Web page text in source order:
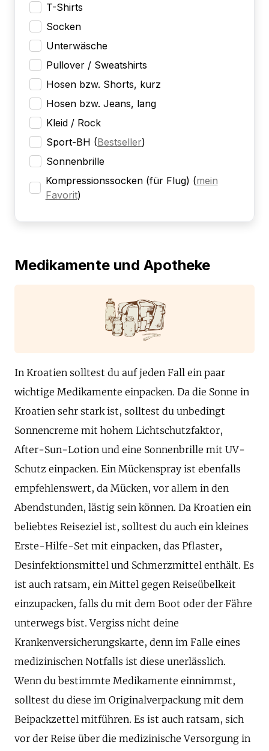
T-Shirts
Socken
Unterwäsche
Pullover / Sweatshirts
Hosen bzw. Shorts, kurz
Hosen bzw. Jeans, lang
Kleid / Rock
Sport-BH (Bestseller)
Sonnenbrille
Kompressionssocken (für Flug) (mein
Favorit)
Medikamente und Apotheke
In Kroatien solltest du auf jeden Fall ein paar
wichtige Medikamente einpacken. Da die Sonne in
Kroatien sehr stark ist, solltest du unbedingt
Sonnencreme mit hohem Lichtschutzfaktor,
After-Sun-Lotion und eine Sonnenbrille mit UV-
Schutz einpacken. Ein Mückenspray ist ebenfalls
empfehlenswert, da Mücken, vor allem in den
Abendstunden, lästig sein können. Da Kroatien ein
beliebtes Reiseziel ist, solltest du auch ein kleines
Erste-Hilfe-Set mit einpacken, das Pflaster,
Desinfektionsmittel und Schmerzmittel enthält. Es
ist auch ratsam, ein Mittel gegen Reiseübelkeit
einzupacken, falls du mit dem Boot oder der Fähre
unterwegs bist. Vergiss nicht deine
Krankenversicherungskarte, denn im Falle eines
medizinischen Notfalls ist diese unerlässlich.
Wenn du bestimmte Medikamente einnimmst,
solltest du diese im Originalverpackung mit dem
Beipackzettel mitführen. Es ist auch ratsam, sich
vor der Reise über die medizinische Versorgung in